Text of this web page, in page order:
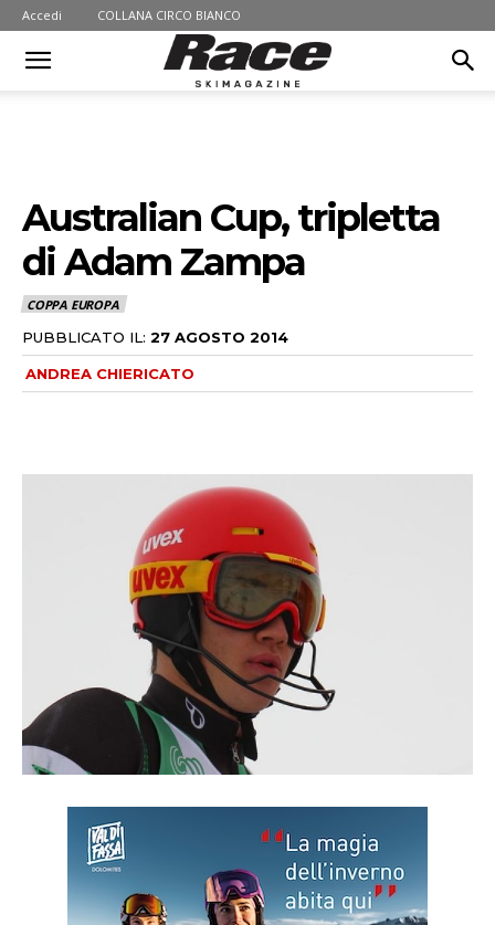
Accedi COLLANA CIRCO BIANCO
Australian Cup, tripletta
di Adam Zampa
COPPA EUROPA
PUBBLICATO IL: 27 AGOSTO 2014
ANDREA CHIERICATO